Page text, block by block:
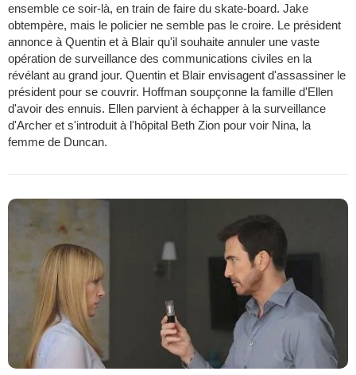
ensemble ce soir-là, en train de faire du skate-board. Jake
obtempère, mais le policier ne semble pas le croire. Le président
annonce à Quentin et à Blair qu'il souhaite annuler une vaste
opération de surveillance des communications civiles en la
révélant au grand jour. Quentin et Blair envisagent d'assassiner le
président pour se couvrir. Hoffman soupçonne la famille d'Ellen
d'avoir des ennuis. Ellen parvient à échapper à la surveillance
d'Archer et s'introduit à l'hôpital Beth Zion pour voir Nina, la
femme de Duncan.